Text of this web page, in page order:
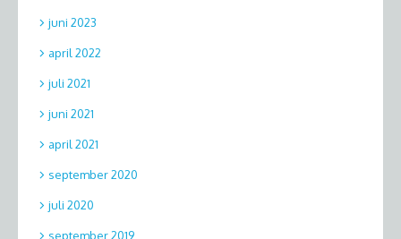
juni 2023
april 2022
juli 2021
juni 2021
april 2021
september 2020
juli 2020
september 2019